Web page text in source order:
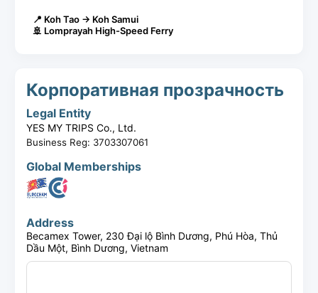
📍 Koh Tao → Koh Samui
🚢 Lomprayah High-Speed Ferry
Корпоративная прозрачность
Legal Entity
YES MY TRIPS Co., Ltd.
Business Reg: 3703307061
Global Memberships
Address
Becamex Tower, 230 Đại lộ Bình Dương, Phú Hòa, Thủ
Dầu Một, Bình Dương, Vietnam